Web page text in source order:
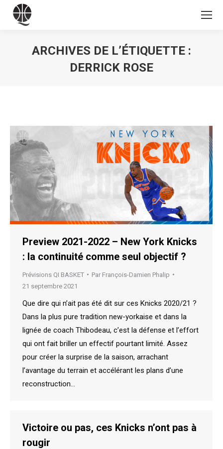
ARCHIVES DE L’ÉTIQUETTE :
DERRICK ROSE
Preview 2021-2022 – New York Knicks
: la continuité comme seul objectif ?
Prévisions QI BASKET Par François-Damien Phalip
21 septembre 2021
Que dire qui n’ait pas été dit sur ces Knicks 2020/21 ?
Dans la plus pure tradition new-yorkaise et dans la
lignée de coach Thibodeau, c’est la défense et l’effort
qui ont fait briller un effectif pourtant limité. Assez
pour créer la surprise de la saison, arrachant
l’avantage du terrain et accélérant les plans d’une
reconstruction…
Victoire ou pas, ces Knicks n’ont pas à
rougir